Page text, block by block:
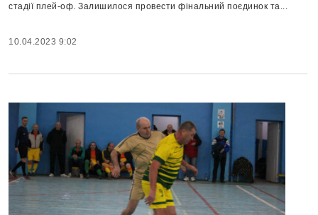
стадії плей-оф. Залишилося провести фінальний поєдинок та...
10.04.2023 9:02